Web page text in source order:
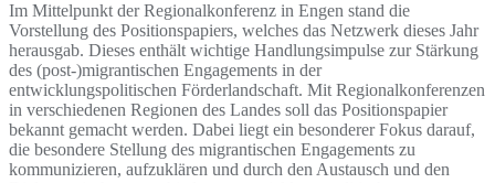
Im Mittelpunkt der Regionalkonferenz in Engen stand die
Vorstellung des Positionspapiers, welches das Netzwerk dieses Jahr
herausgab. Dieses enthält wichtige Handlungsimpulse zur Stärkung
des (post-)migrantischen Engagements in der
entwicklungspolitischen Förderlandschaft. Mit Regionalkonferenzen
in verschiedenen Regionen des Landes soll das Positionspapier
bekannt gemacht werden. Dabei liegt ein besonderer Fokus darauf,
die besondere Stellung des migrantischen Engagements zu
kommunizieren, aufzuklären und durch den Austausch und den